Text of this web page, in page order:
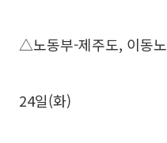
△노동부-제주도, 이동노
24일(화)